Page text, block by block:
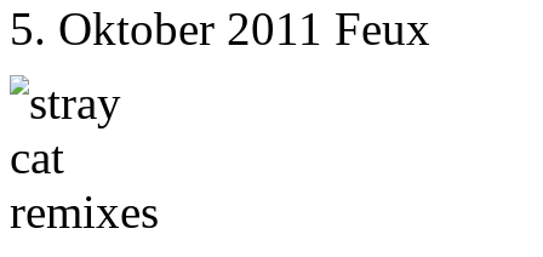
5. Oktober 2011 Feux